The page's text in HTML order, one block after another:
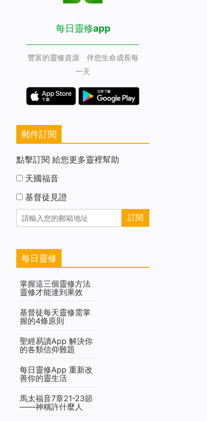
每日靈修app
豐富的靈修資源 伴您生命成長每
一天
郵件訂閱
點擊訂閱 給您更多靈裡幫助
天國福音
基督徒見證
每日靈修
掌握這三個靈修方法
靈修才能達到果效
基督徒每天靈修需掌
握的4條原則
聖經易讀App 解決你
的各類信仰難題
每日靈修App 重新改
善你的靈生活
馬太福音7章21-23節
——神稱許什麼人